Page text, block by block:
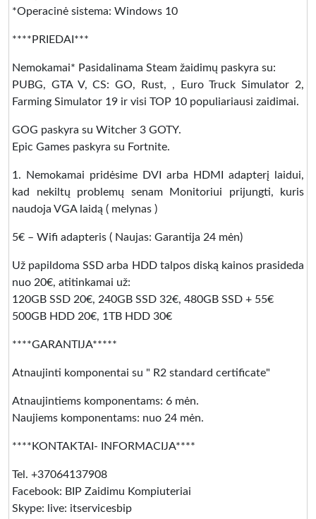
*Operacinė sistema: Windows 10
****PRIEDAI***
Nemokamai* Pasidalinama Steam žaidimų paskyra su:
PUBG, GTA V, CS: GO, Rust, , Euro Truck Simulator 2,
Farming Simulator 19 ir visi TOP 10 populiariausi zaidimai.
GOG paskyra su Witcher 3 GOTY.
Epic Games paskyra su Fortnite.
1. Nemokamai pridėsime DVI arba HDMI adapterį laidui,
kad nekiltų problemų senam Monitoriui prijungti, kuris
naudoja VGA laidą ( melynas )
5€ – Wifi adapteris ( Naujas: Garantija 24 mėn)
Už papildoma SSD arba HDD talpos diską kainos prasideda
nuo 20€, atitinkamai už:
120GB SSD 20€, 240GB SSD 32€, 480GB SSD + 55€
500GB HDD 20€, 1TB HDD 30€
****GARANTIJA*****
Atnaujinti komponentai su " R2 standard certificate"
Atnaujintiems komponentams: 6 mėn.
Naujiems komponentams: nuo 24 mėn.
****KONTAKTAI- INFORMACIJA****
Tel. +37064137908
Facebook: BIP Zaidimu Kompiuteriai
Skype: live: itservicesbip